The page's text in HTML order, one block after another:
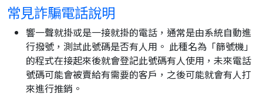
常見詐騙電話說明
響一聲就掛或是一接就掛的電話，通常是由系統自動進
行撥號，測試此號碼是否有人用。 此種名為「篩號機」
的程式在接起來後就會登記此號碼有人使用，未來電話
號碼可能會被賣給有需要的客戶，之後可能就會有人打
來進行推銷。